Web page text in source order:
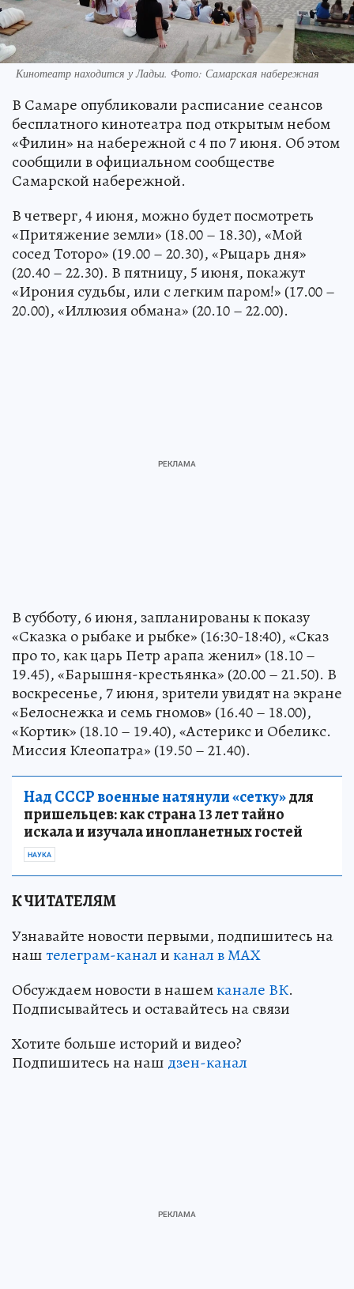
Кинотеатр находится у Ладьи. Фото: Самарская набережная
В Самаре опубликовали расписание сеансов
бесплатного кинотеатра под открытым небом
«Филин» на набережной с 4 по 7 июня. Об этом
сообщили в официальном сообществе
Самарской набережной.
В четверг, 4 июня, можно будет посмотреть
«Притяжение земли» (18.00 – 18.30), «Мой
сосед Тоторо» (19.00 – 20.30), «Рыцарь дня»
(20.40 – 22.30). В пятницу, 5 июня, покажут
«Ирония судьбы, или с легким паром!» (17.00 –
20.00), «Иллюзия обмана» (20.10 – 22.00).
В субботу, 6 июня, запланированы к показу
«Сказка о рыбаке и рыбке» (16:30-18:40), «Сказ
про то, как царь Петр арапа женил» (18.10 –
19.45), «Барышня-крестьянка» (20.00 – 21.50). В
воскресенье, 7 июня, зрители увидят на экране
«Белоснежка и семь гномов» (16.40 – 18.00),
«Кортик» (18.10 – 19.40), «Астерикс и Обеликс.
Миссия Клеопатра» (19.50 – 21.40).
Над СССР военные натянули «сетку»для
пришельцев: как страна 13 лет тайно
искала и изучала инопланетных гостей
НАУКА
К ЧИТАТЕЛЯМ
Узнавайте новости первыми, подпишитесь на
наштелеграм-каналиканал в МАХ
Обсуждаем новости в нашемканале ВК.
Подписывайтесь и оставайтесь на связи
Хотите больше историй и видео?
Подпишитесь на наш дзен-канал